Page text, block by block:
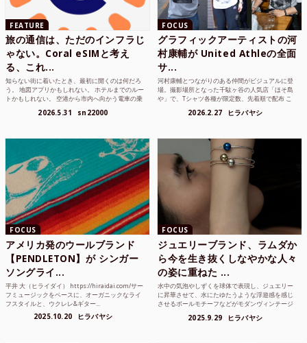
FEATURE
旅の通信は、ただのインフラじ
ゃない。Coral eSIMと考え
る、これ...
知らない街に着いたとき、最初に開くのは何だろ
う。 地図アプリかもしれない。 ホテルまでのルー
トかもしれない。 空港から市内へ向かう電車の乗
2026.5.31 sn22000
FOCUS
グラフィックアーティストの河
村康輔が United Athleの全面
サ...
河村康輔とつながりのある仲間がビジュアルに登
場。撮影場所となった千駄ヶ谷の人気店「ほそ島
や」で、Tシャツ各種が限定数、先着順で配布 こ
2026.2.27 ヒラバヤシ
FOCUS
アメリカ発のウールブランド
【PENDLETON】が シンガー
ソングライ...
平井 大（ヒライダイ） https://hiraidai.com/サー
フミュージックをベースに、オーガニックなライ
フスタイルと、ウクレレ&ギター...
2025.10.20 ヒラバヤシ
FOCUS
ジュエリーブランド、ラムダか
ら今を生き抜くしなやかな人々
の姿に重ねた ...
水中の気泡やしずくを球体で表現し、ジュエリー
に昇華させて、水にたゆたうような浮遊感を感じ
させるボールモチーフなどがモダンヴィンテージ
2025.9.29 ヒラバヤシ